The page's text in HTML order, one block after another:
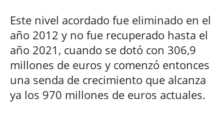
Este nivel acordado fue eliminado en el
año 2012 y no fue recuperado hasta el
año 2021, cuando se dotó con 306,9
millones de euros y comenzó entonces
una senda de crecimiento que alcanza
ya los 970 millones de euros actuales.